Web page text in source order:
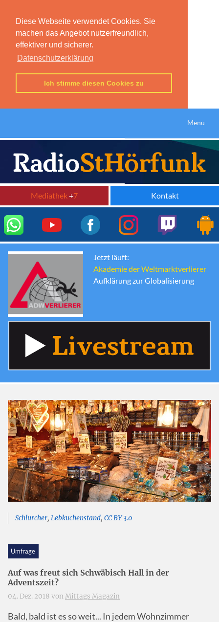
Diese Webseite verwendet Cookies. Sie
machen das Angebot nutzerfreundlich,
effektiver und sicherer.
Datenschutzerklärung
Ich stimme diesen Cookies zu
Menu
Mediathek+7 Kontakt
Jetzt läuft:
Akademie der Weltmarktverlierer
Aufklärung zur Globalisierung
Schlurcher, Lebkuchenstand, CC BY 3.0
Umfrage
Auf was freut sich Schwäbisch Hall in der
Adventszeit?
04. Dez. 2018 von Mittags Magazin
Bald, bald ist es so weit... In jedem Wohnzimmer